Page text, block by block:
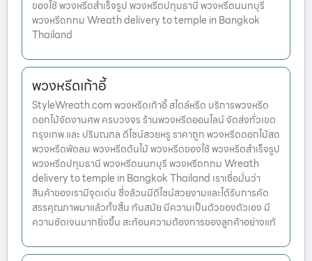
ของใช้ พวงหรีดสำเร็จรูป พวงหรีดปทุมธานี พวงหรีดนนทบุรี
พวงหรีดกทม Wreath delivery to temple in Bangkok
Thailand
พวงหรีดเก้าอี้
StyleWreath.com พวงหรีดเก้าอี้ สไตล์หรีด บริการพวงหรีด
ดอกไม้จัดงานศพ ครบวงจร ร้านพวงหรีดออนไลน์ จัดส่งทั่วเขต
กรุงเทพ และ ปริมณฑล ดีไซน์สวยหรู ราคาถูก พวงหรีดดอกไม้สด
พวงหรีดพัดลม พวงหรีดต้นไม้ พวงหรีดของใช้ พวงหรีดสำเร็จรูป
พวงหรีดปทุมธานี พวงหรีดนนทบุรี พวงหรีดกทม Wreath
delivery to temple in Bangkok Thailand เราเชื่อมั่นว่า
สินค้าของเรามีจุดเด่น ซึ่งล้วนมีดีไซน์สวยงามและได้รับการคัด
สรรคุณภาพมาแล้วทั้งสิ้น ทันสมัย มีความเป็นตัวของตัวเอง มี
ความชัดเจนมากยิ่งขึ้น สะท้อนความต้องการของลูกค้าอย่างแท้